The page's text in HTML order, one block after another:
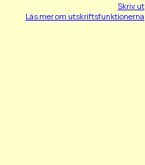
Skriv ut
Läs mer om utskriftsfunktionerna